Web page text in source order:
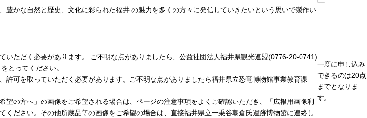
かな自然と歴史、文化に彩られた福井 の魅力を多くの方々に発信していきたいという思いで製作い
いただく必要があります。 ご不明な点がありましたら、公益社団法人福井県観光連盟(0776-20-0741)
とってください。
許可を取っていただく必要があります。ご不明な点がありましたら福井県立恐竜博物館事業教育課
望の方へ」の画像をご希望される場合は、ページの注意事項をよくご確認いただき、「広報用画像利
ださい。その他所蔵品等の画像をご希望の場合は、直接福井県立一乗谷朝倉氏遺跡博物館に連絡し
一度に申し込み
できるのは20点
までとなりま
す。